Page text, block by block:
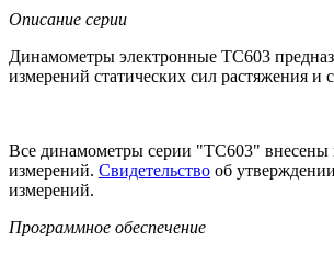
Описание серии
Динамометры электронные ТС603
измерений статических сил растяжения и
Все динамометры серии "ТС603" внесены
измерений. Свидетельство об
измерений.
Программное обеспечение